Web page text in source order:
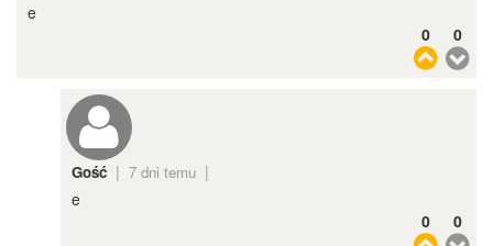
e
0
0
Gość | 7 dni temu |
e
0
0